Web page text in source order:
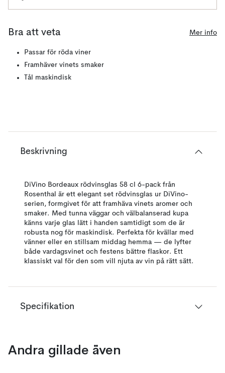
Bra att veta Mer info
Passar för röda viner
Framhäver vinets smaker
Tål maskindisk
Beskrivning
DiVino Bordeaux rödvinsglas 58 cl 6-pack från
Rosenthal är ett elegant set rödvinsglas ur DiVino-
serien, formgivet för att framhäva vinets aromer och
smaker. Med tunna väggar och välbalanserad kupa
känns varje glas lätt i handen samtidigt som de är
robusta nog för maskindisk. Perfekta för kvällar med
vänner eller en stillsam middag hemma — de lyfter
både vardagsvinet och festens bättre flaskor. Ett
klassiskt val för den som vill njuta av vin på rätt sätt.
Specifikation
Andra gillade även